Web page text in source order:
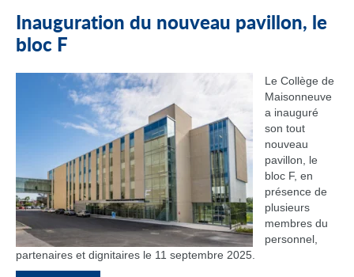
Inauguration du nouveau pavillon, le
bloc F
Le Collège de
Maisonneuve
a inauguré
son tout
nouveau
pavillon, le
bloc F, en
présence de
plusieurs
membres du
personnel,
partenaires et dignitaires le 11 septembre 2025.